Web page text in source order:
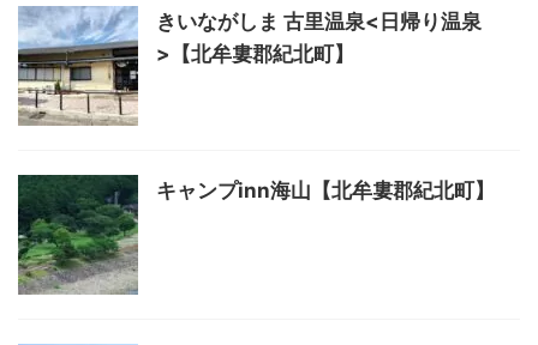
きいながしま 古里温泉<日帰り温泉
>【北牟婁郡紀北町】
キャンプinn海山【北牟婁郡紀北町】